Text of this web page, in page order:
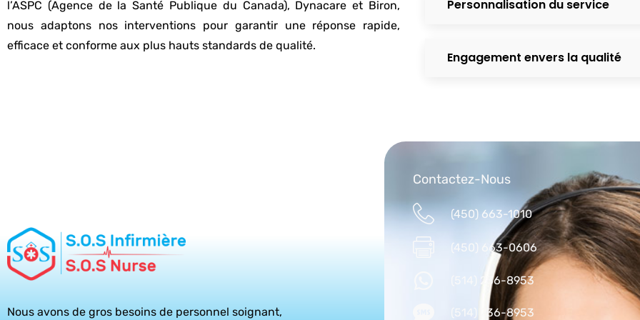
l’ASPC (Agence de la Santé Publique du Canada), Dynacare et Biron,
nous adaptons nos interventions pour garantir une réponse rapide,
efficace et conforme aux plus hauts standards de qualité.
Personnalisation du service
Engagement envers la qualité
Nous avons de gros besoins de personnel soignant,
Contactez-Nous
(450) 663-1010
(450) 663-0606
(514) 236-8953
(514) 236-8953